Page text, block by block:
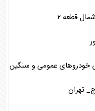
قطعه ۲
خودروهای عمومی و سنگین
تهران